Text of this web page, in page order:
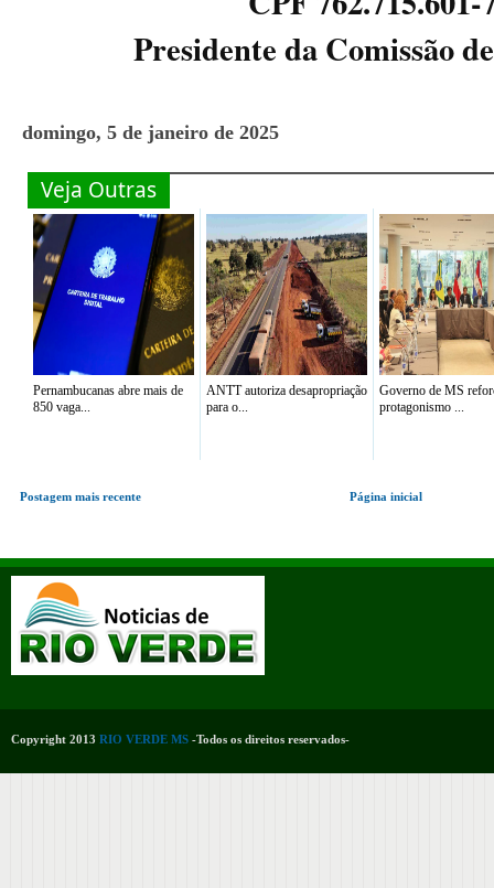
Presidente da Comissão
domingo, 5 de janeiro de 2025
Veja Outras
Pernambucanas abre mais de
850 vaga...
ANTT autoriza desapropriação
para o...
Governo de MS
protagonismo ...
Postagem mais recente Página inicial
Copyright 2013 RIO VERDE MS -Todos os direitos reservados-